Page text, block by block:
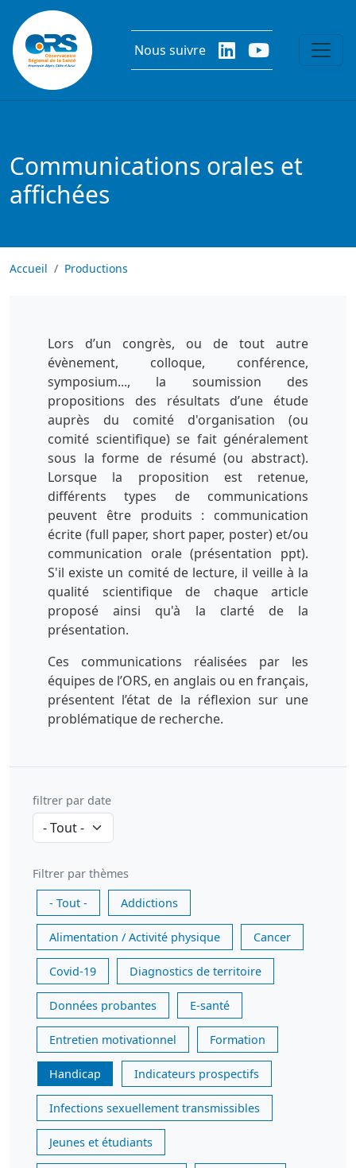
Aller au contenu principal
Nous suivre
Communications orales et
affichées
Accueil Productions
Lors d’un congrès, ou de tout autre
évènement, colloque, conférence,
symposium..., la soumission des
propositions des résultats d’une étude
auprès du comité d'organisation (ou
comité scientifique) se fait généralement
sous la forme de résumé (ou abstract).
Lorsque la proposition est retenue,
différents types de communications
peuvent être produits : communication
écrite (full paper, short paper, poster) et/ou
communication orale (présentation ppt).
S'il existe un comité de lecture, il veille à la
qualité scientifique de chaque article
proposé ainsi qu'à la clarté de la
présentation.
Ces communications réalisées par les
équipes de l’ORS, en anglais ou en français,
présentent l’état de la réflexion sur une
problématique de recherche.
filtrer par date
Filtrer par thèmes
- Tout -
Addictions
Alimentation / Activité physique Cancer
Covid-19 Diagnostics de territoire
Données probantes E-santé
Entretien motivationnel Formation
Handicap Indicateurs prospectifs
Infections sexuellement transmissibles
Jeunes et étudiants